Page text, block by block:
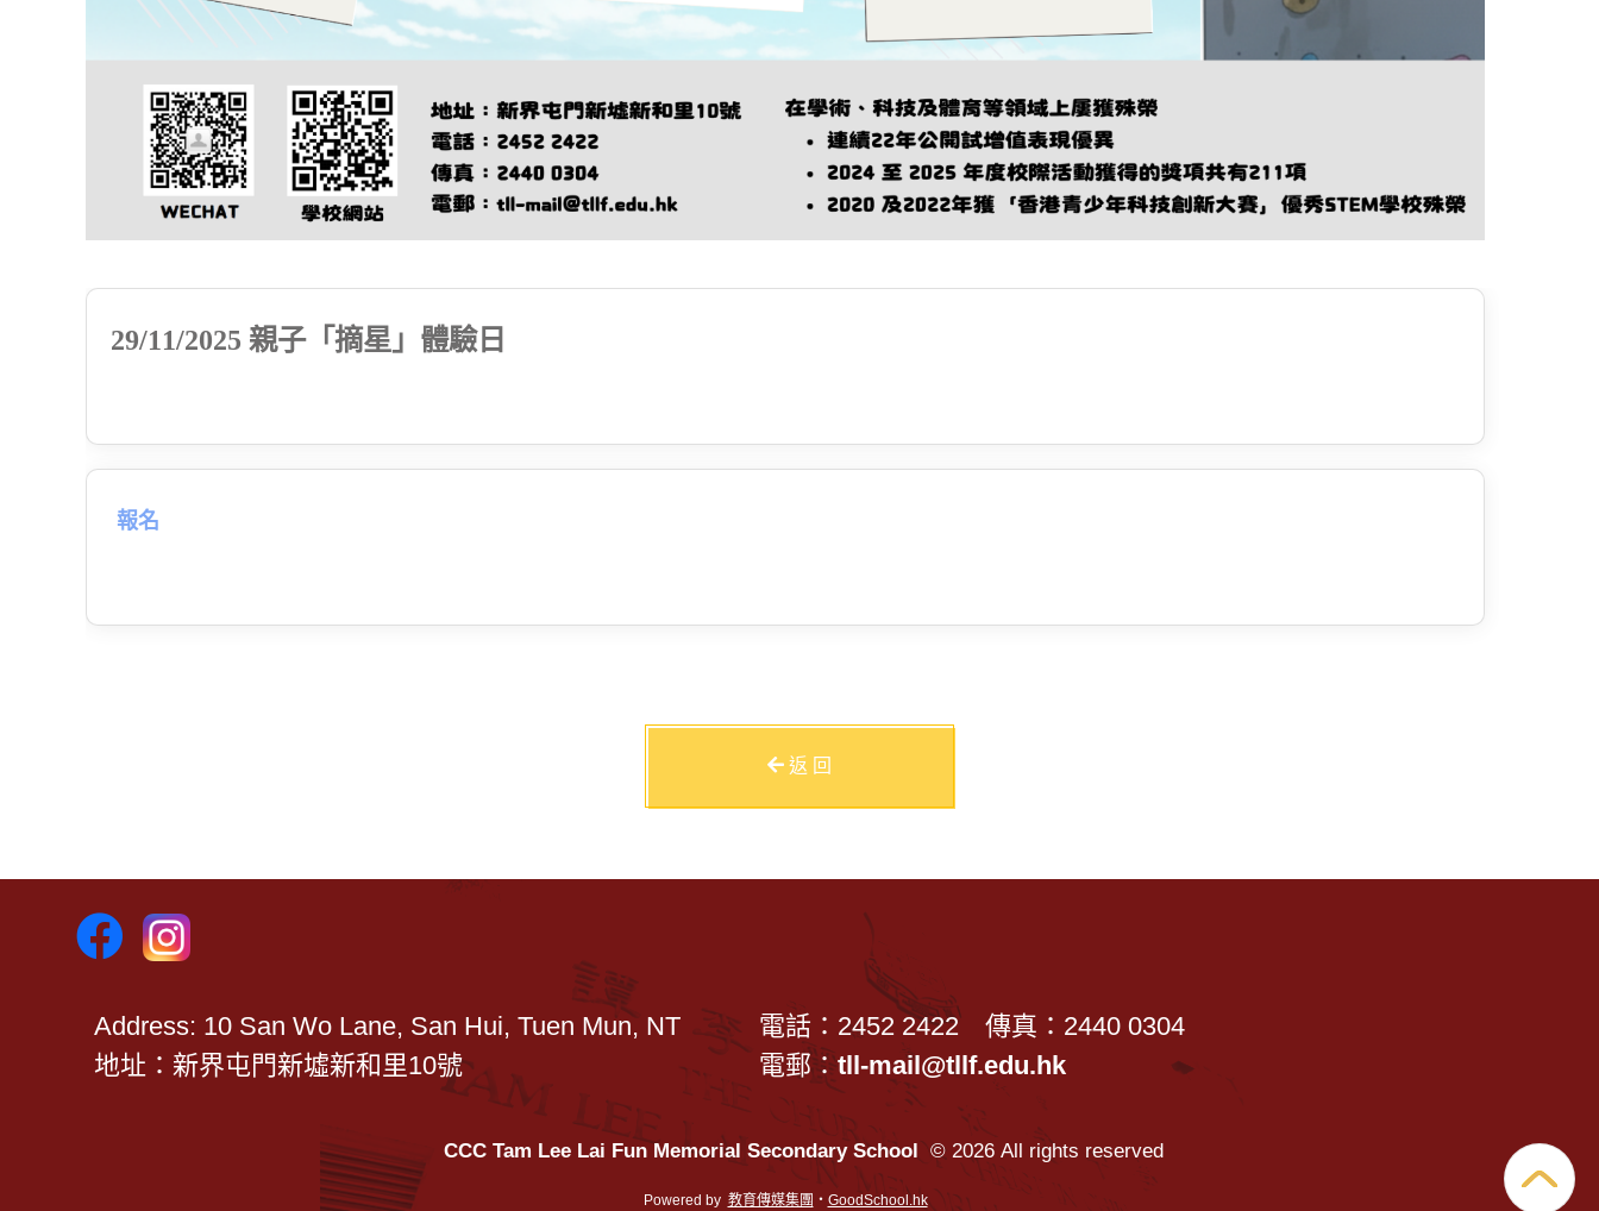
29/11/2025 親子「摘星」體驗日
報名
返 回
Address: 10 San Wo Lane, San Hui, Tuen Mun, NT
地址：新界屯門新墟新和里10號
電話：2452 2422
傳真：2440 0304
電郵：tll-mail@tllf.edu.hk
CCC Tam Lee Lai Fun Memorial Secondary School © 2026 All rights reserved
Powered by 教育傳媒集團 ‧ GoodSchool.hk